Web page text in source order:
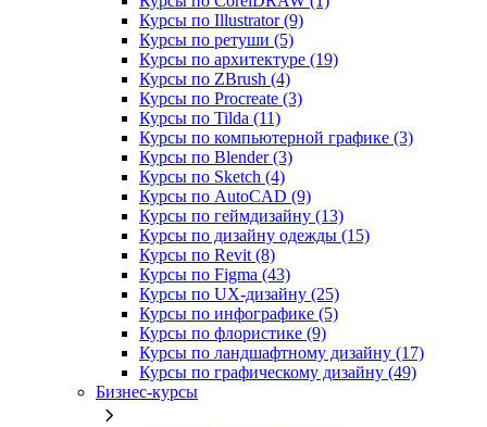
Курсы по Illustrator (9)
Курсы по ретуши (5)
Курсы по архитектуре (19)
Курсы по ZBrush (4)
Курсы по Procreate (3)
Курсы по Tilda (11)
Курсы по компьютерной графике (3)
Курсы по Blender (3)
Курсы по Sketch (4)
Курсы по AutoCAD (9)
Курсы по геймдизайну (13)
Курсы по дизайну одежды (15)
Курсы по Revit (8)
Курсы по Figma (43)
Курсы по UX‑дизайну (25)
Курсы по инфографике (5)
Курсы по флористике (9)
Курсы по ландшафтному дизайну (17)
Курсы по графическому дизайну (49)
Бизнес-курсы